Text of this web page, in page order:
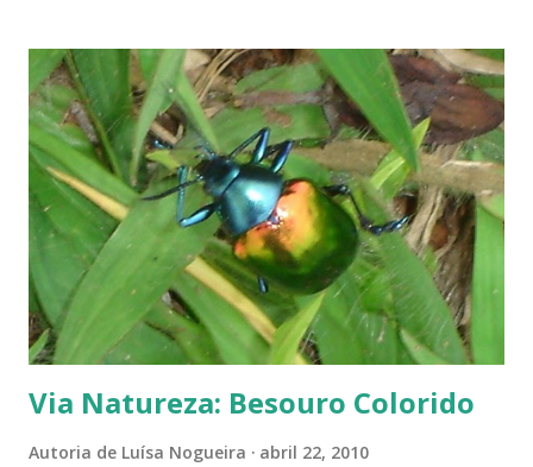
estação seca pode durar até 5 meses. Neste período o índice de
umidade relativa do ar chega, muitas vezes, no meio da tarde, a
índices inferiores a 15%. Por isto tantas queimadas acontecem entre
maio e setembro, período de estiagem. Um toco de cigarro ou algumas
brasas que ficaram de um pique-nique pode ser o começo de um
fogaréu. Há também os casos em que o fogo...
Via Natureza: Besouro Colorido
Autoria de Luísa Nogueira abril 22, 2010